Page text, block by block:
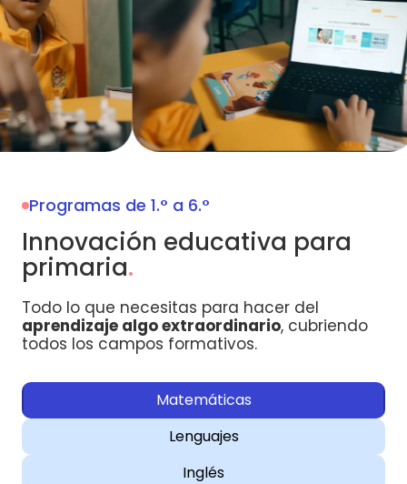
Programas de 1.° a 6.°
Innovación educativa para
primaria.
Todo lo que necesitas para hacer del
aprendizaje algo extraordinario, cubriendo
todos los campos formativos.
Matemáticas
Lenguajes
Inglés